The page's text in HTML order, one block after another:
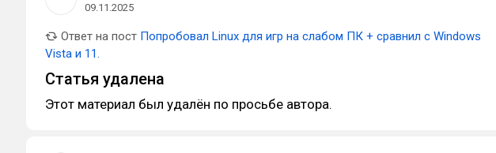
09.11.2025
Ответ на пост Попробовал Linux для игр на слабом ПК + сравнил с Windows
Vista и 11.
Статья удалена
Этот материал был удалён по просьбе автора.